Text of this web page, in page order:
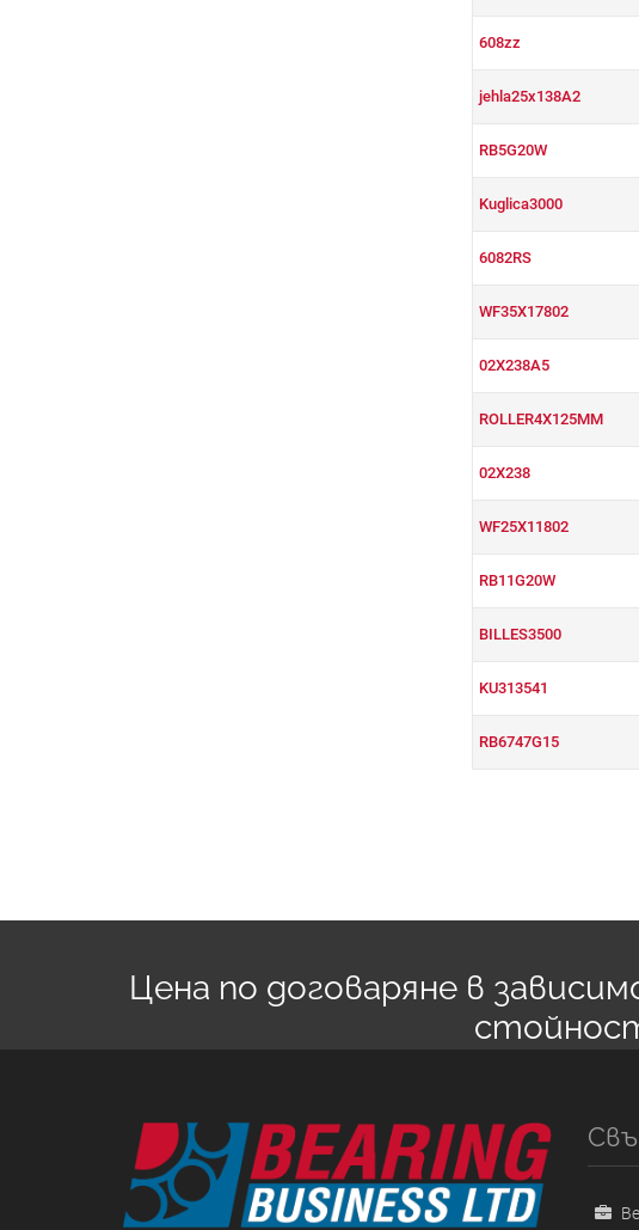
608zz
jehla25x138A2
RB5G20W
Kuglica3000
6082RS
WF35X17802
02X238A5
ROLLER4X125MM
02X238
WF25X11802
RB11G20W
BILLES3500
KU313541
RB6747G15
Цена по договаряне в